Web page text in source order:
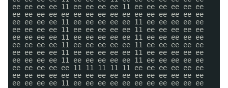
ee ee ee ee 11 ee ee ee ee 11 ee ee ee ee ee ee
ee ee ee ee ee ee ee ee ee ee ee ee ee ee ee ee
ee ee ee ee 11 ee ee ee ee ee 11 ee ee ee ee ee
ee ee ee ee 11 ee ee ee ee ee 11 ee ee ee ee ee
ee ee ee ee 11 ee ee ee ee ee 11 ee ee ee ee ee
ee ee ee ee 11 ee ee ee ee ee 11 ee ee ee ee ee
ee ee ee ee 11 ee ee ee ee ee 11 ee ee ee ee ee
ee ee ee ee 11 ee ee ee ee ee 11 ee ee ee ee ee
ee ee ee ee ee 11 11 11 11 11 ee ee ee ee ee ee
ee ee ee ee ee ee ee ee ee ee ee ee ee ee ee ee
ee ee ee ee 11 ee ee ee ee ee ee ee ee ee ee ee